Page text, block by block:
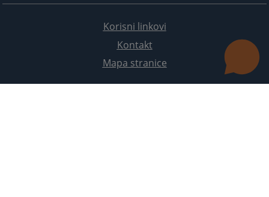
Korisni linkovi
Kontakt
Mapa stranice